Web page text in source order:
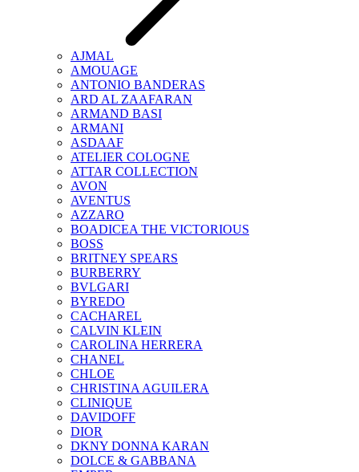
AJMAL
AMOUAGE
ANTONIO BANDERAS
ARD AL ZAAFARAN
ARMAND BASI
ARMANI
ASDAAF
ATELIER COLOGNE
ATTAR COLLECTION
AVON
AVENTUS
AZZARO
BOADICEA THE VICTORIOUS
BOSS
BRITNEY SPEARS
BURBERRY
BVLGARI
BYREDO
CACHAREL
CALVIN KLEIN
CAROLINA HERRERA
CHANEL
CHLOE
CHRISTINA AGUILERA
CLINIQUE
DAVIDOFF
DIOR
DKNY DONNA KARAN
DOLCE & GABBANA